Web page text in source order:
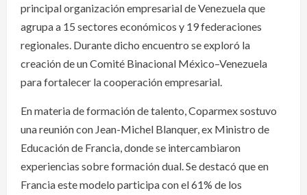
principal organización empresarial de Venezuela que
agrupa a 15 sectores económicos y 19 federaciones
regionales. Durante dicho encuentro se exploró la
creación de un Comité Binacional México–Venezuela
para fortalecer la cooperación empresarial.
En materia de formación de talento, Coparmex sostuvo
una reunión con Jean-Michel Blanquer, ex Ministro de
Educación de Francia, donde se intercambiaron
experiencias sobre formación dual. Se destacó que en
Francia este modelo participa con el 61% de los